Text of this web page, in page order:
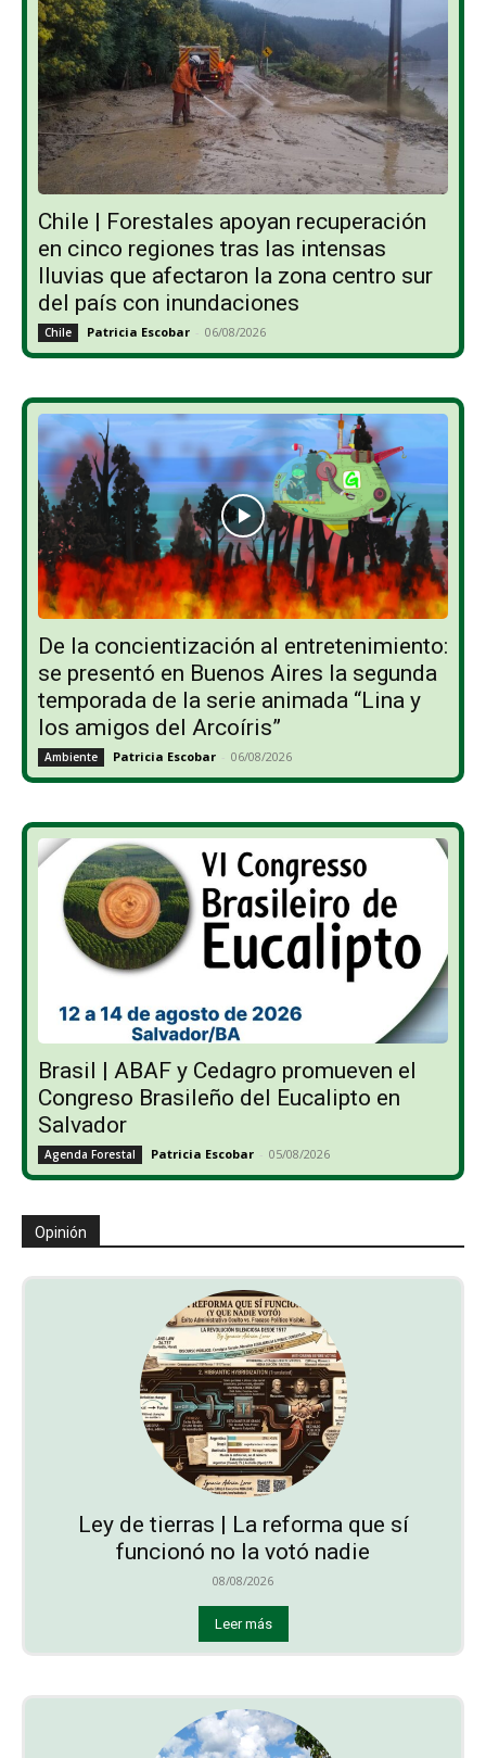
Chile | Forestales apoyan recuperación
en cinco regiones tras las intensas
lluvias que afectaron la zona centro sur
del país con inundaciones
Chile Patricia Escobar - 06/08/2026
De la concientización al entretenimiento:
se presentó en Buenos Aires la segunda
temporada de la serie animada “Lina y
los amigos del Arcoíris”
Ambiente Patricia Escobar - 06/08/2026
Brasil | ABAF y Cedagro promueven el
Congreso Brasileño del Eucalipto en
Salvador
Agenda Forestal Patricia Escobar - 05/08/2026
Opinión
Ley de tierras | La reforma que sí
funcionó no la votó nadie
08/08/2026
Leer más